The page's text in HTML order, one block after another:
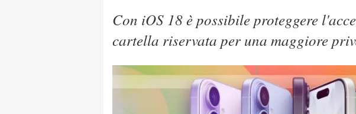
Con iOS 18 è possibile proteggere
cartella riservata per una maggiore